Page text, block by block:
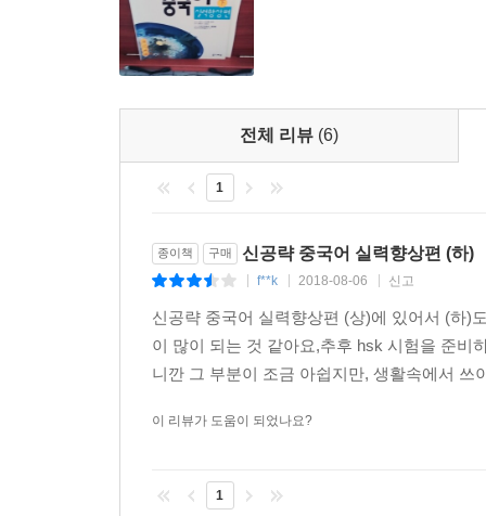
전체 리뷰 (6)
1
종이책 구매 신공략 중국어 실력향상편 (하)
f**k 2018-08-06 신고
신공략 중국어 실력향상편 (상)에 있어서 (하)
이 많이 되는 것 같아요,추후 hsk 시험을 준비
니깐 그 부분이 조금 아쉽지만, 생활속에서
이 리뷰가 도움이 되었나요?
1